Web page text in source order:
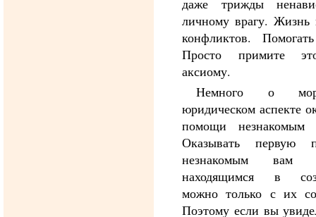
даже трижды
личному врагу. Жизнь
конфликтов.
Просто примите
аксиому.
Немного о
юридическом аспекте
помощи незнакомым
Оказывать первую
незнакомым вам
находящимся в
можно только с их
Поэтому если вы